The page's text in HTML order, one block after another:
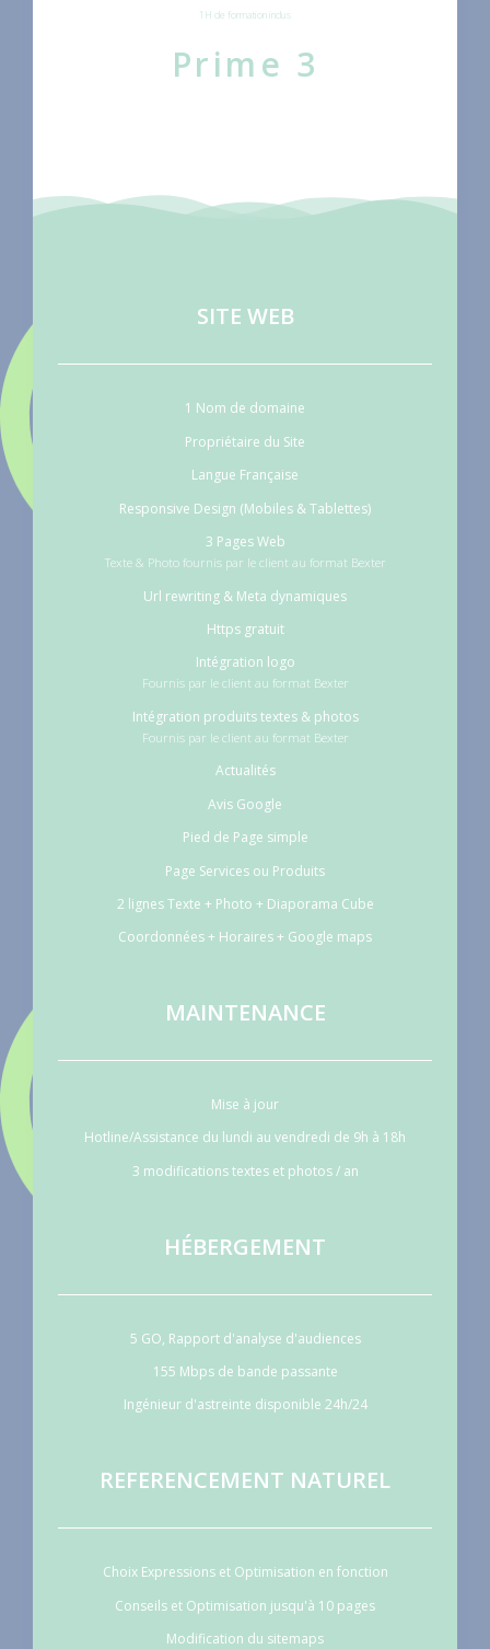
1H de formation inclus
Prime 3
SITE WEB
1 Nom de domaine
Propriétaire du Site
Langue Française
Responsive Design (Mobiles & Tablettes)
3 Pages Web
Texte & Photo fournis par le client au format Bexter
Url rewriting & Meta dynamiques
Https gratuit
Intégration logo
Fournis par le client au format Bexter
Intégration produits textes & photos
Fournis par le client au format Bexter
Actualités
Avis Google
Pied de Page simple
Page Services ou Produits
2 lignes Texte + Photo + Diaporama Cube
Coordonnées + Horaires + Google maps
MAINTENANCE
Mise à jour
Hotline/Assistance du lundi au vendredi de 9h à 18h
3 modifications textes et photos / an
HÉBERGEMENT
5 GO, Rapport d'analyse d'audiences
155 Mbps de bande passante
Ingénieur d'astreinte disponible 24h/24
REFERENCEMENT NATUREL
Choix Expressions et Optimisation en fonction
Conseils et Optimisation jusqu'à 10 pages
Modification du sitemaps